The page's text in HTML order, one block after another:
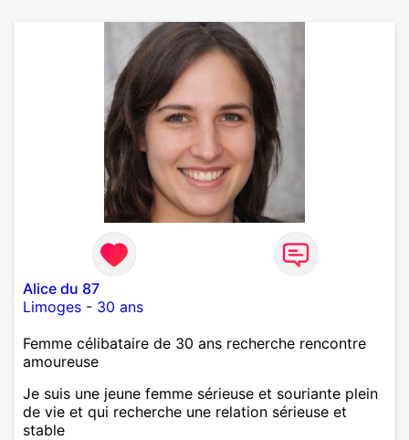
Alice du 87
Limoges - 30 ans
Femme célibataire de 30 ans recherche rencontre
amoureuse
Je suis une jeune femme sérieuse et souriante plein
de vie et qui recherche une relation sérieuse et
stable